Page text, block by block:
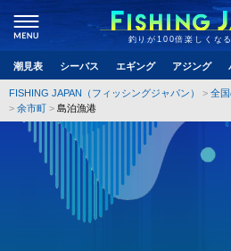
釣りが100倍楽しくな
潮見表 シーバス エギング アジング
FISHING JAPAN（フィッシングジャパン） 全
余市町
島泊漁港